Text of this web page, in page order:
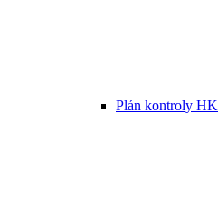
Plán kontroly HK